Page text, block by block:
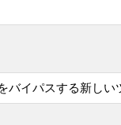
バイパスする新しい